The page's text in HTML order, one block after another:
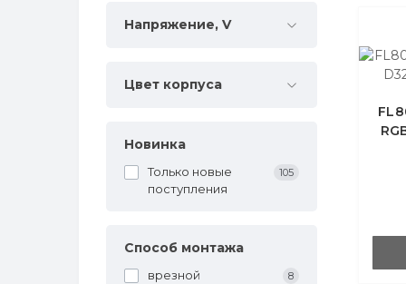
Напряжение, V
Цвет корпуса
Новинка
Только новые
поступления
105
Способ монтажа
врезной 8